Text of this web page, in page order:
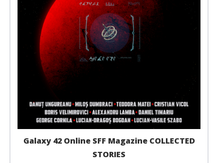
Galaxy 42 Online SFF Magazine COLLECTED
STORIES